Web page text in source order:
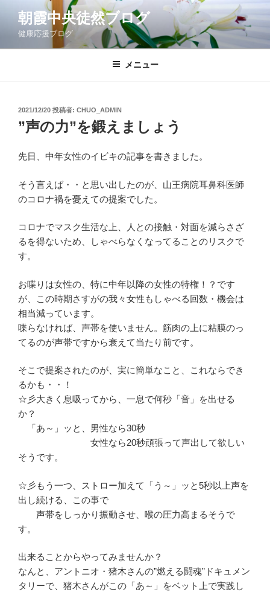
ン
朝霞中央徒然ブログ
健康応援ブログ
メニュー
投
稿
日:
2021/12/20 投稿者: CHUO_ADMIN
”声の力”を鍛えましょう
先日、中年女性のイビキの記事を書きました。
そう言えば・・と思い出したのが、山王病院耳鼻科医師
のコロナ禍を憂えての提案でした。
コロナでマスク生活な上、人との接触・対面を減らさざ
るを得ないため、しゃべらなくなってることのリスクで
す。
お喋りは女性の、特に中年以降の女性の特権！？です
が、この時期さすがの我々女性もしゃべる回数・機会は
相当減っています。
喋らなければ、声帯を使いません。筋肉の上に粘膜のっ
てるのが声帯ですから衰えて当たり前です。
そこで提案されたのが、実に簡単なこと、これならでき
るかも・・！
☆彡大きく息吸ってから、一息で何秒「音」を出せる
か？
「あ～」ッと、男性なら30秒
女性なら20秒頑張って声出して欲しい
そうです。
☆彡もう一つ、ストロー加えて「う～」ッと5秒以上声を
出し続ける、この事で
声帯をしっかり振動させ、喉の圧力高まるそうで
す。
出来ることからやってみませんか？
なんと、アントニオ・猪木さんの”燃える闘魂”ドキュメン
タリーで、猪木さんがこの「あ～」をベット上で実践し